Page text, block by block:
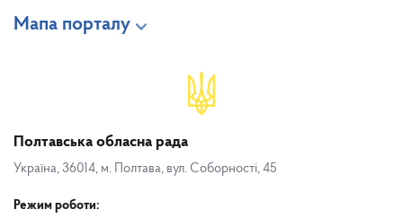
Мапа порталу
Полтавська обласна рада
Україна, 36014, м. Полтава, вул. Соборності, 45
Режим роботи: